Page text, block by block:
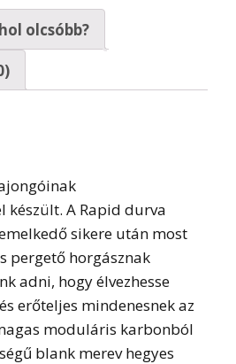
olcsóbb?
készült. A Rapid durva
sikere után most
pergető horgásznak
adni, hogy élvezhesse
erőteljes mindenesnek az
moduláris karbonból
blank merev hegyes